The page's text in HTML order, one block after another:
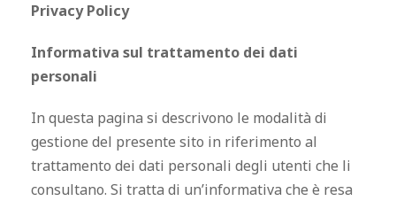
Privacy Policy
Informativa sul trattamento dei dati
personali
In questa pagina si descrivono le modalità di
gestione del presente sito in riferimento al
trattamento dei dati personali degli utenti che li
consultano. Si tratta di un’informativa che è resa